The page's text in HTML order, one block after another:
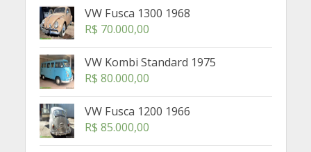
VW Fusca 1300 1968
R$ 70.000,00
VW Kombi Standard 1975
R$ 80.000,00
VW Fusca 1200 1966
R$ 85.000,00